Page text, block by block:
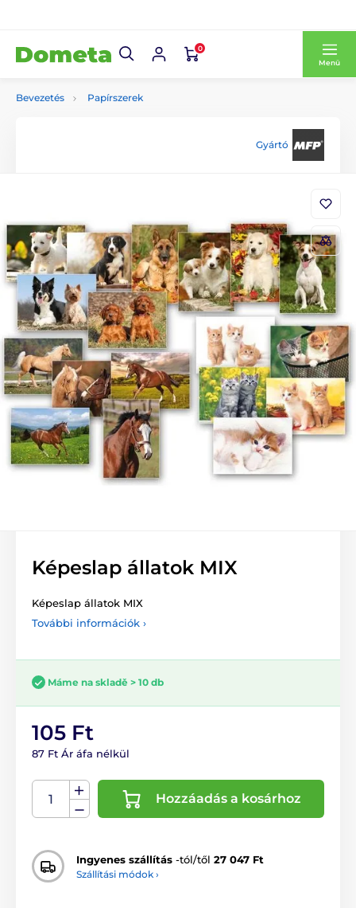
0
Menü
Bevezetés Papírszerek
Gyártó
Képeslap állatok MIX
Képeslap állatok MIX
További információk ›
Máme na skladě > 10 db
105 Ft
87 Ft Ár áfa nélkül
Hozzáadás a kosárhoz
Ingyenes szállítás -tól/től 27 047 Ft
Szállítási módok ›